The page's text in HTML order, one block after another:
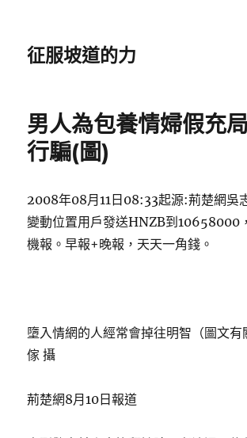
征服坡道的力
男人為包養情婦假充
行騙(圖)
2008年08月11日08:33起源:荊楚網吳
變動位置用戶發送HNZB到10658000
機報。早報+晚報，天天一角錢。
墮入情網的人經常會掉往明智（圖文有
傢 攝
荊楚網8月10日報道